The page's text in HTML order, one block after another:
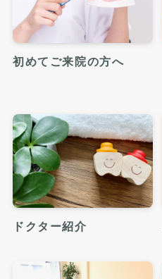
初めてご来院の方へ
ドクター紹介